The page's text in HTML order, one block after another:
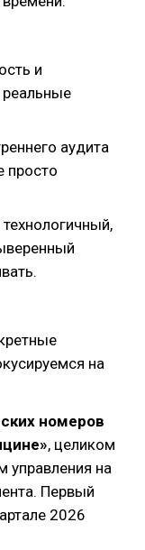
и
аудита
просто
на
номеров
, целиком
управления на
Первый
2026